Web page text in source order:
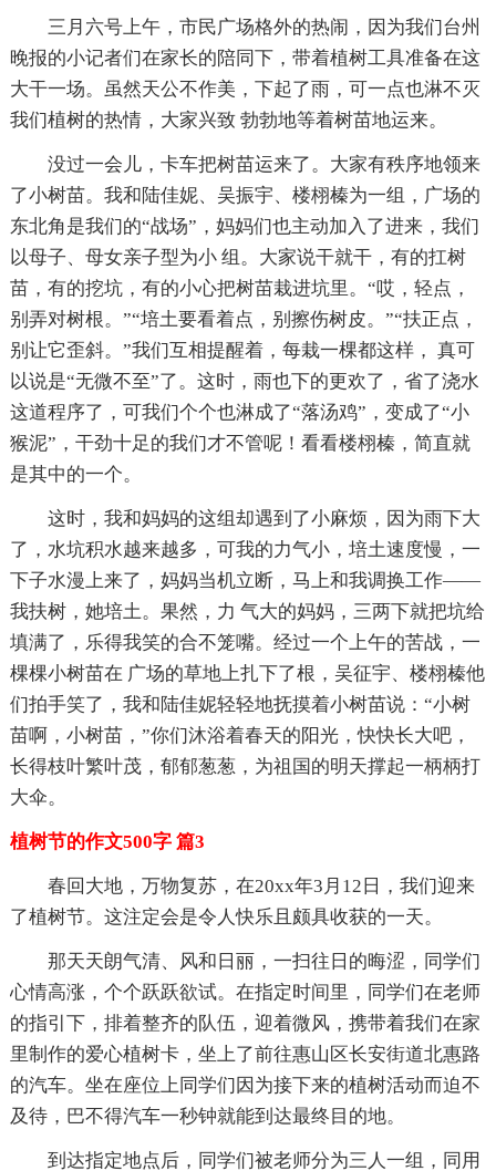
三月六号上午，市民广场格外的热闹，因为我们台州
晚报的小记者们在家长的陪同下，带着植树工具准备在这
大干一场。虽然天公不作美，下起了雨，可一点也淋不灭
我们植树的热情，大家兴致 勃勃地等着树苗地运来。
没过一会儿，卡车把树苗运来了。大家有秩序地领来
了小树苗。我和陆佳妮、吴振宇、楼栩榛为一组，广场的
东北角是我们的“战场”，妈妈们也主动加入了进来，我们
以母子、母女亲子型为小 组。大家说干就干，有的扛树
苗，有的挖坑，有的小心把树苗栽进坑里。“哎，轻点，
别弄对树根。”“培土要看着点，别擦伤树皮。”“扶正点，
别让它歪斜。”我们互相提醒着，每栽一棵都这样， 真可
以说是“无微不至”了。这时，雨也下的更欢了，省了浇水
这道程序了，可我们个个也淋成了“落汤鸡”，变成了“小
猴泥”，干劲十足的我们才不管呢！看看楼栩榛，简直就
是其中的一个。
这时，我和妈妈的这组却遇到了小麻烦，因为雨下大
了，水坑积水越来越多，可我的力气小，培土速度慢，一
下子水漫上来了，妈妈当机立断，马上和我调换工作——
我扶树，她培土。果然，力 气大的妈妈，三两下就把坑给
填满了，乐得我笑的合不笼嘴。经过一个上午的苦战，一
棵棵小树苗在 广场的草地上扎下了根，吴征宇、楼栩榛他
们拍手笑了，我和陆佳妮轻轻地抚摸着小树苗说：“小树
苗啊，小树苗，”你们沐浴着春天的阳光，快快长大吧，
长得枝叶繁叶茂，郁郁葱葱，为祖国的明天撑起一柄柄打
大伞。
植树节的作文500字 篇3
春回大地，万物复苏，在20xx年3月12日，我们迎来
了植树节。这注定会是令人快乐且颇具收获的一天。
那天天朗气清、风和日丽，一扫往日的晦涩，同学们
心情高涨，个个跃跃欲试。在指定时间里，同学们在老师
的指引下，排着整齐的队伍，迎着微风，携带着我们在家
里制作的爱心植树卡，坐上了前往惠山区长安街道北惠路
的汽车。坐在座位上同学们因为接下来的植树活动而迫不
及待，巴不得汽车一秒钟就能到达最终目的地。
到达指定地点后，同学们被老师分为三人一组，同用